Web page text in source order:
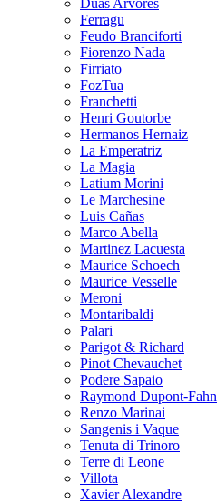
Ferragu
Feudo Branciforti
Fiorenzo Nada
Firriato
FozTua
Franchetti
Henri Goutorbe
Hermanos Hernaiz
La Emperatriz
La Magia
Latium Morini
Le Marchesine
Luis Cañas
Marco Abella
Martinez Lacuesta
Maurice Schoech
Maurice Vesselle
Meroni
Montaribaldi
Palari
Parigot & Richard
Pinot Chevauchet
Podere Sapaio
Raymond Dupont-Fahn
Renzo Marinai
Sangenis i Vaque
Tenuta di Trinoro
Terre di Leone
Villota
Xavier Alexandre